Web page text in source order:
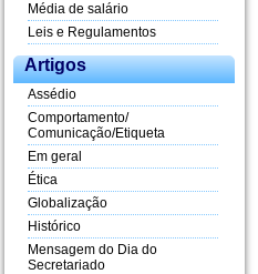
Média de salário
Leis e Regulamentos
Artigos
Assédio
Comportamento/
Comunicação/Etiqueta
Em geral
Ética
Globalização
Histórico
Mensagem do Dia do
Secretariado